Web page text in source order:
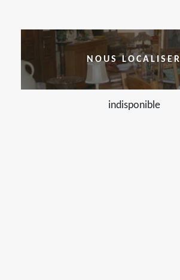
NOUS LOCALISER
indisponible